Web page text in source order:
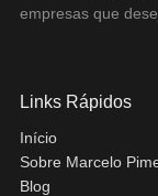
empresas que
Links Rápidos
Início
Sobre Marcelo
Blog